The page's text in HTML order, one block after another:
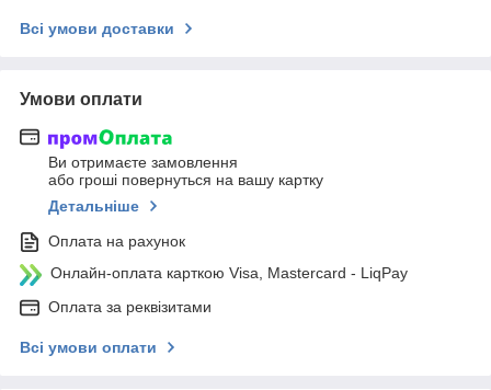
Всі умови доставки
Умови оплати
Ви отримаєте замовлення
або гроші повернуться на вашу картку
Детальніше
Оплата на рахунок
Онлайн-оплата карткою Visa, Mastercard - LiqPay
Оплата за реквізитами
Всі умови оплати